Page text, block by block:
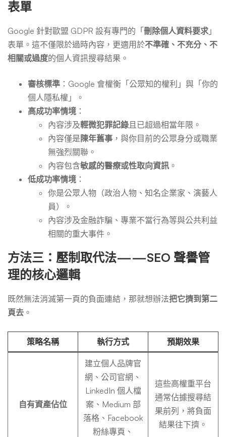
表單
Google 針對歐盟 GDPR 設有專門的「刪除個人資料要求 」
表單。這不僅限於過時內容，更適用於不準確、不充分、不
相關或過度的個人資訊搜尋結果。
審核標準 ：Google 會權衡「公眾知的權利」與「你的
個人隱私權」。
高成功率情境 ：
內容涉及輕微犯罪記錄且已超過相當年限。
內容僅是陳年舊事 ，與你目前的公眾身分或職業
無強烈關聯。
內容包含敏感的醫療或性取向資訊 。
低成功率情境 ：
你是公眾人物（政治人物、知名企業家、演藝人
員）。
內容涉及金融詐騙、專業不當行為等與公共利益
相關的重大事件。
方法三：壓制取代法——SEO 聲譽管
理的核心邏輯
既然無法消滅第一頁的負面連結，那就想辦法把它擠到第二
頁去 。
策略名稱 執行方式 預期效果
自有資產佔位
建立個人品牌官
網、公司官網、
LinkedIn 個人檔
案、Medium 部
落格、Facebook
粉絲專頁、
這些高權重平台
通常佔據搜尋結
果前列，將負面
結果往下擠。